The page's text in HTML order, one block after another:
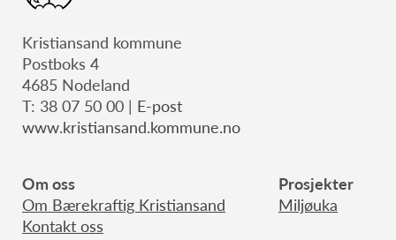
Kristiansand kommune
Postboks 4
4685 Nodeland
T: 38 07 50 00 | E-post
www.kristiansand.kommune.no
Om oss
Om Bærekraftig Kristiansand
Kontakt oss
Prosjekter
Miljøuka